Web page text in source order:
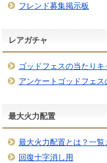
フレンド募集掲示板
レアガチャ
ゴッドフェスの当たりキ
アンケートゴッドフェス
最大火力配置
最大火力配置とは？一覧
回復十字消し用